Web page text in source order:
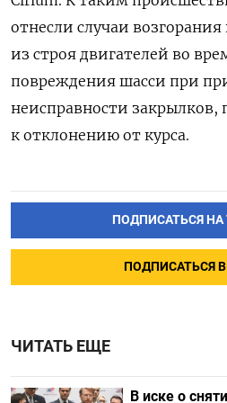
отнесли случаи
из строя двигателей во
повреждения шасси при
неисправности
к отклонению от курса.
ПОДПИСАТЬСЯ НА
ПОДПИСАТЬСЯ В
ЧИТАТЬ ЕЩЕ
В иске о